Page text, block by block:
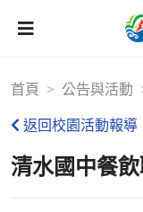
首頁 公告與活動
返回校園活動報導
清水國中餐